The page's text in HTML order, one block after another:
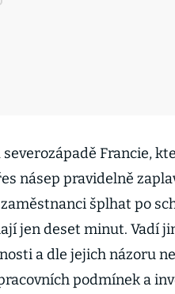
Francie,
násep pravidelně
šplhat po
jen deset minut. Vadí
a dle jejich názoru
podmínek a